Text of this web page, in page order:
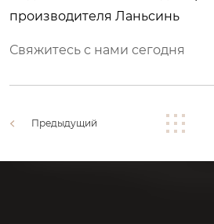
производителя Ланьсинь
Свяжитесь с нами сегодня
Предыдущий